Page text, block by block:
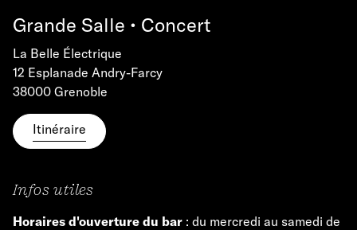
Grande Salle • Concert
La Belle Électrique
12 Esplanade Andry-Farcy
38000 Grenoble
Itinéraire
Infos utiles
Horaires d'ouverture du bar : du mercredi au samedi de